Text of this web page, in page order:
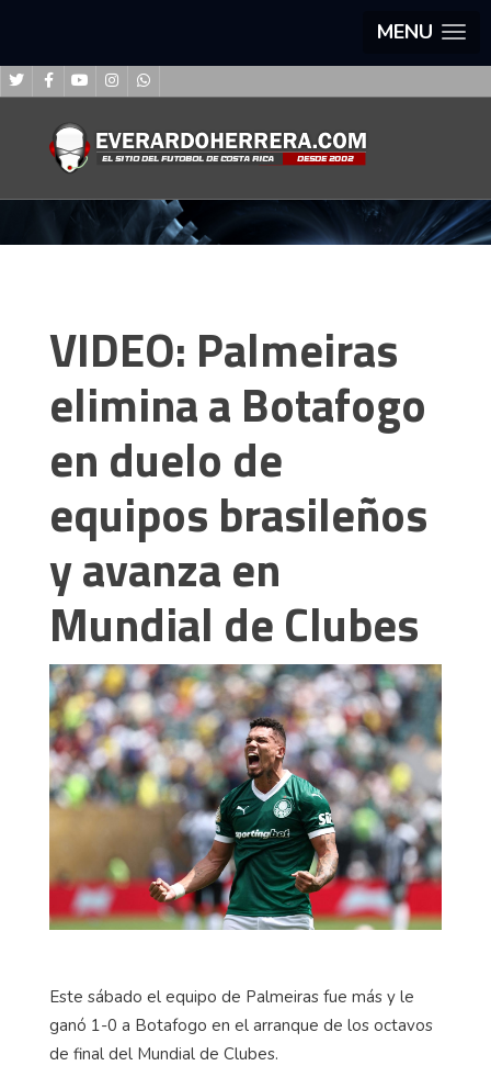
MENU
VIDEO: Palmeiras
elimina a Botafogo
en duelo de
equipos brasileños
y avanza en
Mundial de Clubes
Este sábado el equipo de Palmeiras fue más y le
ganó 1-0 a Botafogo en el arranque de los octavos
de final del Mundial de Clubes.